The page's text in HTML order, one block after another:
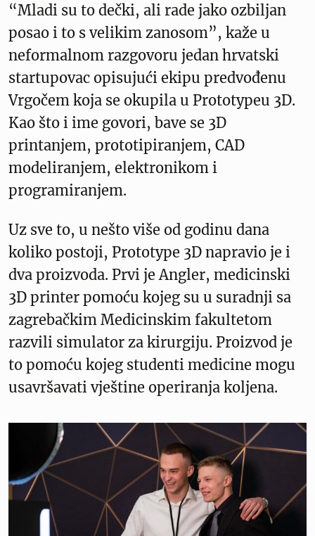
“Mladi su to dečki, ali rade jako ozbiljan
posao i to s velikim zanosom”, kaže u
neformalnom razgovoru jedan hrvatski
startupovac opisujući ekipu predvođenu
Vrgočem koja se okupila u Prototypeu 3D.
Kao što i ime govori, bave se 3D
printanjem, prototipiranjem, CAD
modeliranjem, elektronikom i
programiranjem.
Uz sve to, u nešto više od godinu dana
koliko postoji, Prototype 3D napravio je i
dva proizvoda. Prvi je Angler, medicinski
3D printer pomoću kojeg su u suradnji sa
zagrebačkim Medicinskim fakultetom
razvili simulator za kirurgiju. Proizvod je
to pomoću kojeg studenti medicine mogu
usavršavati vještine operiranja koljena.